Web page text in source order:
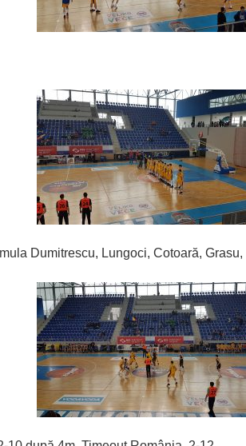
Dumitrescu, Lungoci, Cotoară,